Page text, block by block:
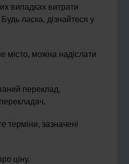
випадках витрати
ласка, дізнайтеся у
місто, можна надіслати
переклад,
терміни, зазначені
ціну.